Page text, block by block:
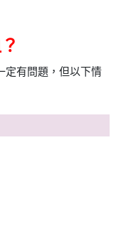
定有問題，但以下情